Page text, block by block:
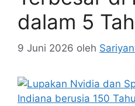
dalam 5
9 Juni 2026 oleh